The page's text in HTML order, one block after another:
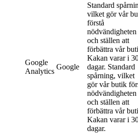
Google
Analytics
Google
Standard
vilket gör vår
förstå
nödvändigheten
och ställen att
förbättra vår
Kakan varar i
dagar. Standard
spårning, vilket
gör vår butik
nödvändigheten
och ställen att
förbättra vår
Kakan varar i
dagar.